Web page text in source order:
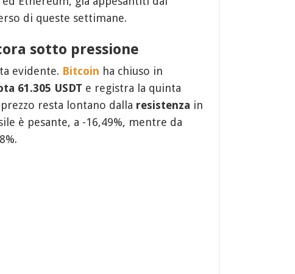
di queste settimane.
sotto pressione
evidente. Bitcoin ha chiuso in
61.305 USDT e registra la quinta
resta lontano dalla resistenza in
è pesante, a -16,49%, mentre da